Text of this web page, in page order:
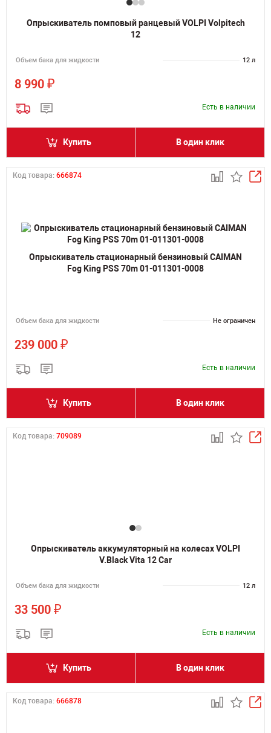
Опрыскиватель помповый ранцевый VOLPI Volpitech
12
Объем бака для жидкости 12 л
8 990 ₽
Есть в наличии
Купить В один клик
Код товара: 666874
Опрыскиватель стационарный бензиновый CAIMAN
Fog King PSS 70m 01-011301-0008
Объем бака для жидкости Не ограничен
239 000 ₽
Есть в наличии
Купить В один клик
Код товара: 709089
Опрыскиватель аккумуляторный на колесах VOLPI
V.Black Vita 12 Car
Объем бака для жидкости 12 л
33 500 ₽
Есть в наличии
Купить В один клик
Код товара: 666878